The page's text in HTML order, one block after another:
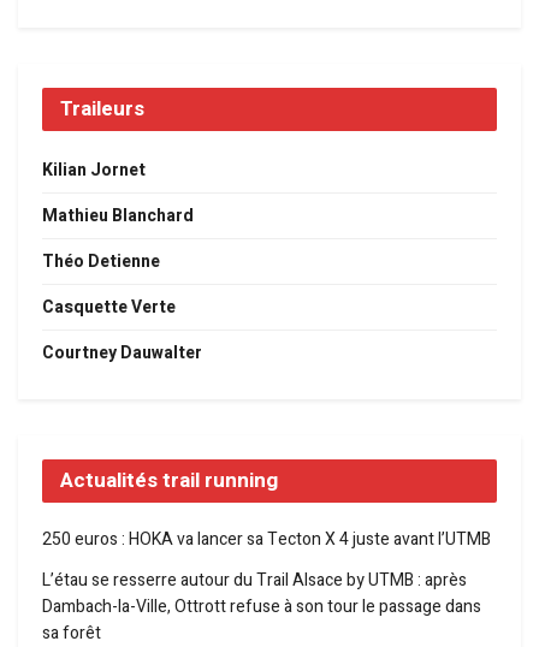
Traileurs
Kilian Jornet
Mathieu Blanchard
Théo Detienne
Casquette Verte
Courtney Dauwalter
Actualités trail running
250 euros : HOKA va lancer sa Tecton X 4 juste avant l’UTMB
L’étau se resserre autour du Trail Alsace by UTMB : après
Dambach-la-Ville, Ottrott refuse à son tour le passage dans
sa forêt